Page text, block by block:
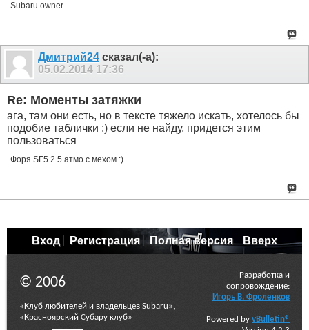
Subaru owner
Дмитрий24 сказал(-а):
05.02.2014 17:36
Re: Моменты затяжки
ага, там они есть, но в тексте тяжело искать, хотелось бы
подобие таблички :) если не найду, придется этим
пользоваться
Форя SF5 2.5 атмо с мехом :)
Вход Регистрация Полная версия Вверх
© 2006
«Клуб любителей и владельцев Subaru»,
«Красноярский Субару клуб»
Разработка и
сопровождение:
Игорь В. Фроленков
Powered by vBulletin®